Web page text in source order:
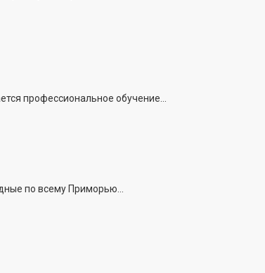
профессиональное обучение...
по всему Приморью...